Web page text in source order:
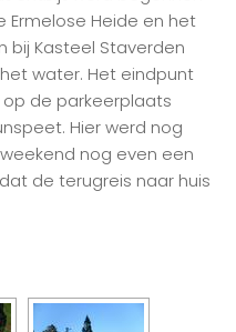
Ermelose Heide en het
bij Kasteel Staverden
water. Het eindpunt
op de parkeerplaats
Hier werd nog
nog even een
de terugreis naar huis